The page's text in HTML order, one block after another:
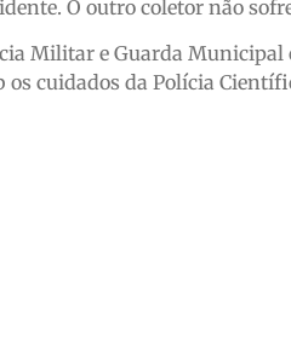
O outro coletor não
Militar e Guarda Municipal
cuidados da Polícia